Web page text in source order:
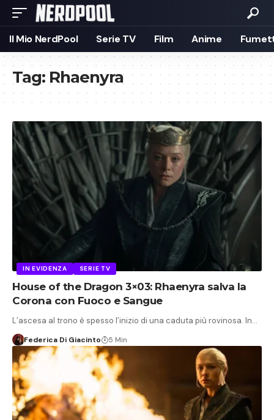
Il Mio NerdPool Serie TV Film Anime
Tag: Rhaenyra
IN EVIDENZA SERIE TV
House of the Dragon 3×03: Rhaenyra salva la
Corona con Fuoco e Sangue
L’ascesa al trono è spesso l’inizio di una caduta più rovinosa. In…
Federica Di Giacinto 5 Min